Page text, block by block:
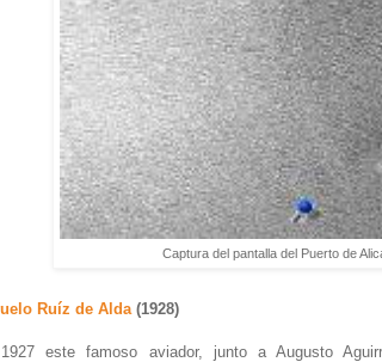
Captura del pantalla del Puerto de
Ruíz de Alda (1928)
1927 este famoso aviador, junto a Augusto